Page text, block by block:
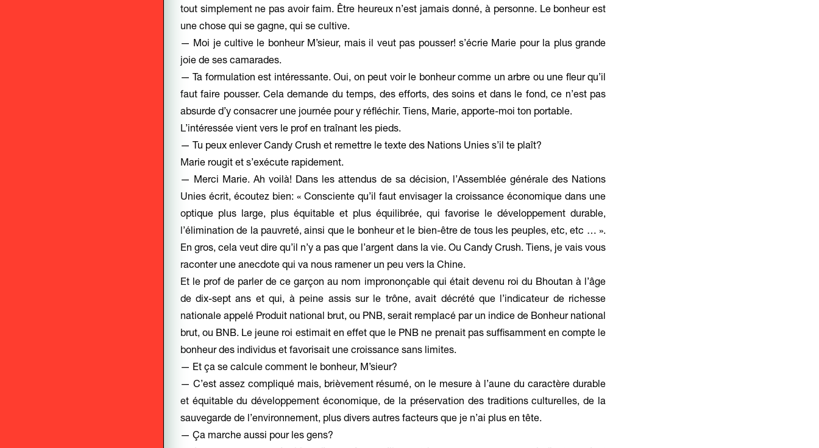
tout simplement ne pas avoir faim. Être heureux n’est jamais donné, à personne. Le bonheur est
une chose qui se gagne, qui se cultive.
— Moi je cultive le bonheur M’sieur, mais il veut pas pousser! s’écrie Marie pour la plus grande
joie de ses camarades.
— Ta formulation est intéressante. Oui, on peut voir le bonheur comme un arbre ou une fleur qu’il
faut faire pousser. Cela demande du temps, des efforts, des soins et dans le fond, ce n’est pas
absurde d’y consacrer une journée pour y réfléchir. Tiens, Marie, apporte-moi ton portable.
L’intéressée vient vers le prof en traînant les pieds.
— Tu peux enlever Candy Crush et remettre le texte des Nations Unies s’il te plaît?
Marie rougit et s’exécute rapidement.
— Merci Marie. Ah voilà! Dans les attendus de sa décision, l’Assemblée générale des Nations
Unies écrit, écoutez bien: « Consciente qu’il faut envisager la croissance économique dans une
optique plus large, plus équitable et plus équilibrée, qui favorise le développement durable,
l’élimination de la pauvreté, ainsi que le bonheur et le bien-être de tous les peuples, etc, etc … ».
En gros, cela veut dire qu’il n’y a pas que l’argent dans la vie. Ou Candy Crush. Tiens, je vais vous
raconter une anecdote qui va nous ramener un peu vers la Chine.
Et le prof de parler de ce garçon au nom imprononçable qui était devenu roi du Bhoutan à l’âge
de dix-sept ans et qui, à peine assis sur le trône, avait décrété que l’indicateur de richesse
nationale appelé Produit national brut, ou PNB, serait remplacé par un indice de Bonheur national
brut, ou BNB. Le jeune roi estimait en effet que le PNB ne prenait pas suffisamment en compte le
bonheur des individus et favorisait une croissance sans limites.
— Et ça se calcule comment le bonheur, M’sieur?
— C’est assez compliqué mais, brièvement résumé, on le mesure à l’aune du caractère durable
et équitable du développement économique, de la préservation des traditions culturelles, de la
sauvegarde de l’environnement, plus divers autres facteurs que je n’ai plus en tête.
— Ça marche aussi pour les gens?